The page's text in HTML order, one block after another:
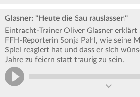
Glasner: "Heute die Sau rauslassen"
Eintracht-Trainer Oliver Glasner erklärt
FFH-Reporterin Sonja Pahl, wie seine
Spiel reagiert hat und dass er sich
Jahre zu feiern statt traurig zu sein.